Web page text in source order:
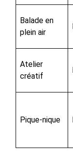
Balade en
plein air
Atelier
créatif
Pique-nique